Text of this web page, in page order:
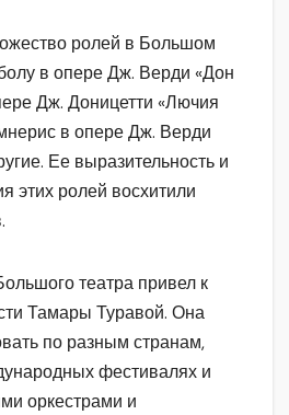
ролей в Большом
в опере Дж. Верди «Дон
Дж. Доницетти «Лючия
в опере Дж. Верди
Ее выразительность и
этих ролей восхитили
театра привел к
Тамары Туравой. Она
по разным странам,
фестивалях и
оркестрами и